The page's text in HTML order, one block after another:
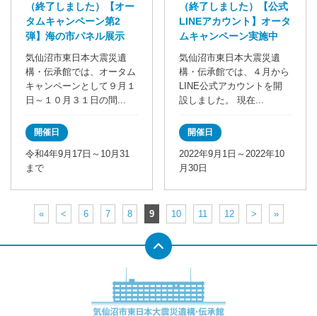
（終了しました）【オー
タムキャンペーン第2
弾】海の市パネル展示
気仙沼市東日本大震災遺
構・伝承館では、オータム
キャンペーンとして９月１
日～１０月３１日の間...
開催日
令和4年9月17日～10月31
まで
（終了しました）【公式
LINEアカウント】オータ
ムキャンペーン実施中
気仙沼市東日本大震災遺
構・伝承館では、４月から
LINE公式アカウントを開
設しました。 現在...
開催日
2022年9月1日～2022年10
月30日
« < 6 7 8 9 10 11 12 > »